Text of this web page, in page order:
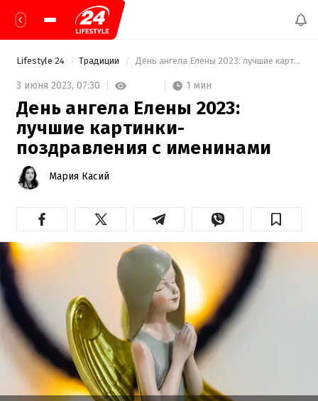
Lifestyle 24 Традиции День ангела Елены 2023: лучшие картинки-поздравления с именинами
3 июня 2023, 07:30 1 мин
День ангела Елены 2023:
лучшие картинки-
поздравления с именинами
Мария Касий